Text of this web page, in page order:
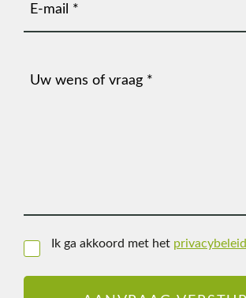
E-
mailadres(Vereist)
Bericht
InstemmingIk ga akkoord met het privacybeleid